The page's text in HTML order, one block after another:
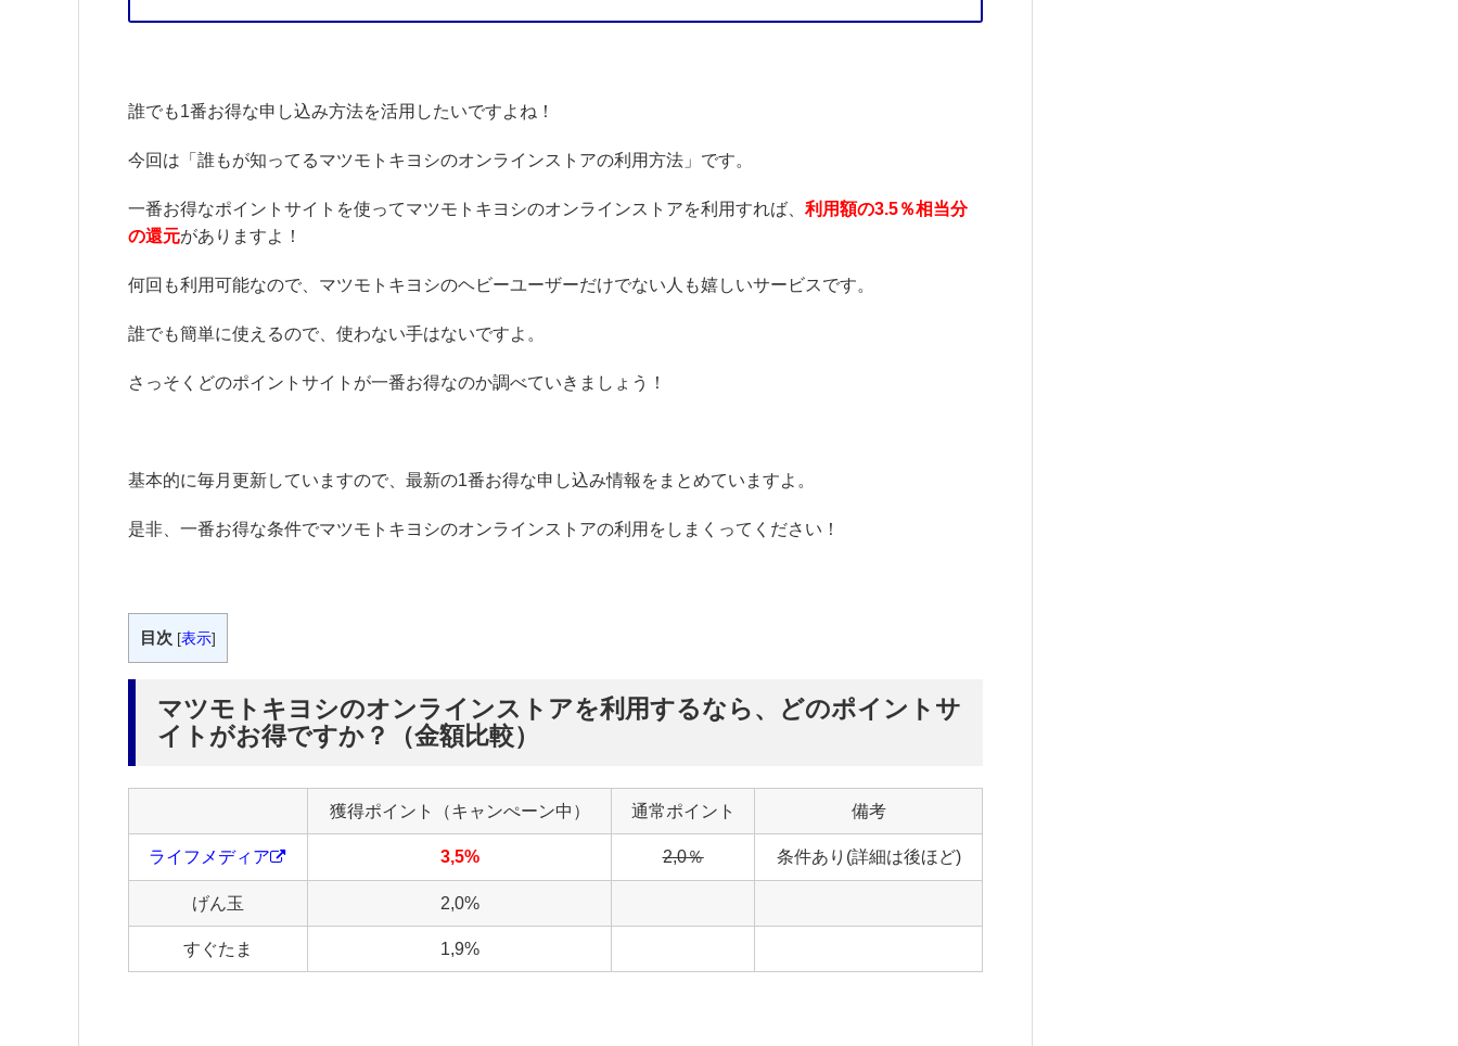
誰でも1番お得な申し込み方法を活用したいですよね！
今回は「誰もが知ってるマツモトキヨシのオンラインストアの利用方法」です。
一番お得なポイントサイトを使ってマツモトキヨシのオンラインストアを利用すれば、 利用額の3.5％相当分
の還元がありますよ！
何回も利用可能なので、マツモトキヨシのヘビーユーザーだけでない人も嬉しいサービスです。
誰でも簡単に使えるので、使わない手はないですよ。
さっそくどのポイントサイトが一番お得なのか調べていきましょう！
基本的に毎月更新していますので、最新の1番お得な申し込み情報をまとめていますよ。
是非、一番お得な条件でマツモトキヨシのオンラインストアの利用をしまくってください！
目次 [表示]
マツモトキヨシのオンラインストアを利用するなら、どのポイントサ
イトがお得ですか？（金額比較）
獲得ポイント（キャンぺーン中） 通常ポイント 備考
ライフメディア 3,5% 2,0％ 条件あり(詳細は後ほど)
げん玉 2,0%
すぐたま 1,9%